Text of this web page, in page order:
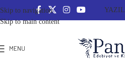
Skip to navigation
Skip to main content
MENU